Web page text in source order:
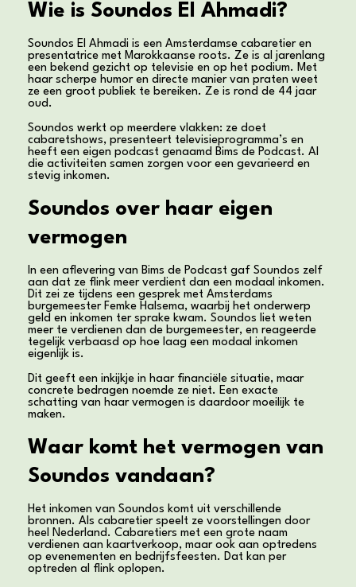
Wie is Soundos El Ahmadi?
Soundos El Ahmadi is een Amsterdamse cabaretier en
presentatrice met Marokkaanse roots. Ze is al jarenlang
een bekend gezicht op televisie en op het podium. Met
haar scherpe humor en directe manier van praten weet
ze een groot publiek te bereiken. Ze is rond de 44 jaar
oud.
Soundos werkt op meerdere vlakken: ze doet
cabaretshows, presenteert televisieprogramma’s en
heeft een eigen podcast genaamd Bims de Podcast. Al
die activiteiten samen zorgen voor een gevarieerd en
stevig inkomen.
Soundos over haar eigen
vermogen
In een aflevering van Bims de Podcast gaf Soundos zelf
aan dat ze flink meer verdient dan een modaal inkomen.
Dit zei ze tijdens een gesprek met Amsterdams
burgemeester Femke Halsema, waarbij het onderwerp
geld en inkomen ter sprake kwam. Soundos liet weten
meer te verdienen dan de burgemeester, en reageerde
tegelijk verbaasd op hoe laag een modaal inkomen
eigenlijk is.
Dit geeft een inkijkje in haar financiële situatie, maar
concrete bedragen noemde ze niet. Een exacte
schatting van haar vermogen is daardoor moeilijk te
maken.
Waar komt het vermogen van
Soundos vandaan?
Het inkomen van Soundos komt uit verschillende
bronnen. Als cabaretier speelt ze voorstellingen door
heel Nederland. Cabaretiers met een grote naam
verdienen aan kaartverkoop, maar ook aan optredens
op evenementen en bedrijfsfeesten. Dat kan per
optreden al flink oplopen.